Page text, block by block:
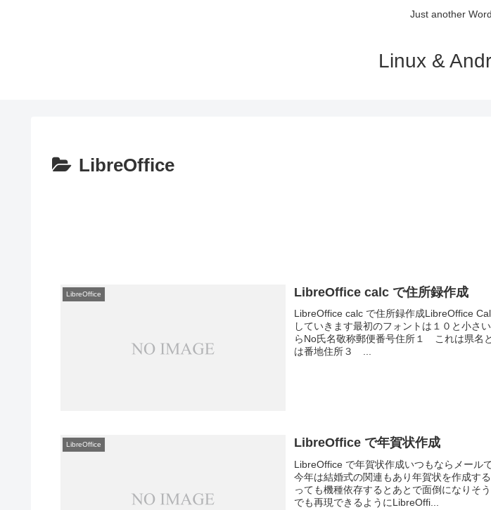
Just another
Linux &
LibreOffice
LibreOffice LibreOffice calc で住所録作成
LibreOffice calc で住所録作成LibreOffice
していきます最初のフォントは１０と小さ
らNo氏名敬称郵便番号住所１ これは県名
は番地住所３ ...
LibreOffice LibreOffice で年賀状作成
LibreOffice で年賀状作成いつもならメール
今年は結婚式の関連もあり年賀状を作成す
っても機種依存するとあとで面倒になりそ
でも再現できるようにLibreOffi...